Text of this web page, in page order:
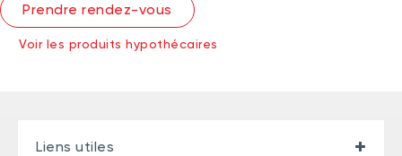
Prendre rendez-vous
Voir les produits hypothécaires
Liens utiles